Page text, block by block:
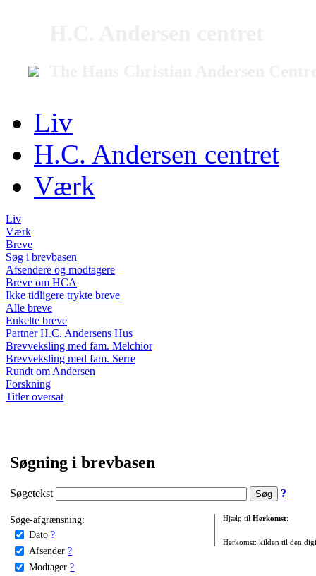
Liv
H.C. Andersen centret
Værk
Liv
Værk
Breve
Søg i brevbasen
Afsendere og modtagere
Breve om HCA
Ikke tidligere trykte breve
Alle breve
Enkelte breve
Partner H.C. Andersens Hus
Brevveksling med fam. Melchior
Brevveksling med fam. Serre
Rundt om Andersen
Forskning
Titler oversat
Søgning i brevbasen
Søgetekst ?
Søge-afgrænsning:
Dato ?
Afsender ?
Modtager ?
Hjælp til Herkomst:
Herkomst: kilden til den